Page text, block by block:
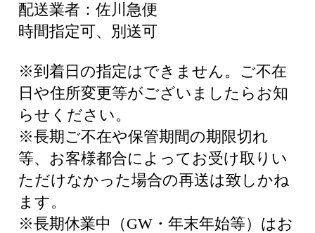
配送業者：佐川急便
時間指定可、別送可
※到着日の指定はできません。ご不在
日や住所変更等がございましたらお知
らせください。
※長期ご不在や保管期間の期限切れ
等、お客様都合によってお受け取りい
ただけなかった場合の再送は致しかね
ます。
※長期休業中（GW・年末年始等）はお